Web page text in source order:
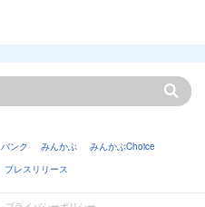
バンク みんかぶ
みんかぶChoice
プレスリリース